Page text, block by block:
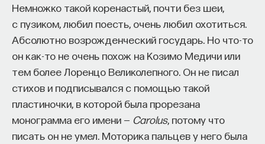
Немножко такой коренастый, почти без шеи,
с пузиком, любил поесть, очень любил охотиться.
Абсолютно возрожденческий государь. Но что-то
он как-то не очень похож на Козимо Медичи или
тем более Лоренцо Великолепного. Он не писал
стихов и подписывался с помощью такой
пластиночки, в которой была прорезана
монограмма его имени — Carolus, потому что
писать он не умел. Моторика пальцев у него была